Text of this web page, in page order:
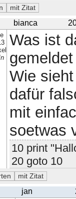
bianca
Was ist
Wie
dafür
mit
soetwas
10 print
20 goto 10
jan